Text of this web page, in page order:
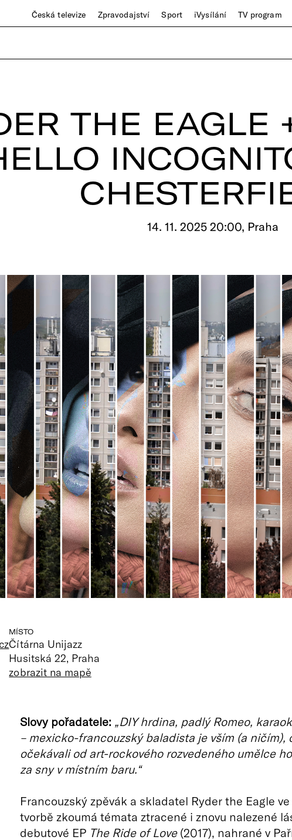
Česká televize Zpravodajství Sport iVysílání TV program
THE EAGLE
14. 11. 2025 20:00, Praha
MÍSTO
Čítárna Unijazz
Husitská 22, Praha
zobrazit na mapě
Slovy pořadatele: „DIY hrdina, padlý Romeo,
– mexicko-francouzský baladista je vším (a ničím),
očekávali od art-rockového rozvedeného umělce
za sny v místním baru.“
Francouzský zpěvák a skladatel Ryder the Eagle ve
tvorbě zkoumá témata ztracené i znovu nalezené
debutové EP The Ride of Love(2017), nahrané v